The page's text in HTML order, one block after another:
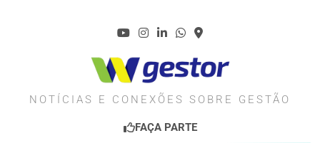
WGESTOR.COM.BR
NOTÍCIAS E CONEXÕES SOBRE GESTÃO
FAÇA PARTE